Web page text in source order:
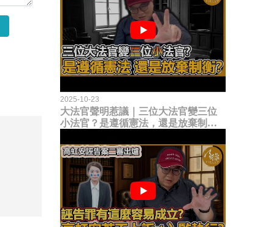
2025-10-23
大法官聲明惹議｜三位大法官變三位
小法官？是遵循憲法，還是放棄制衡